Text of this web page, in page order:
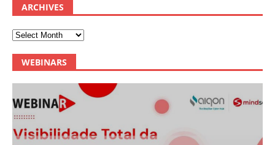
ARCHIVES
WEBINARS